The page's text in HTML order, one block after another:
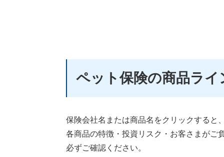
ペット保険の商品ライ
保険会社名または商品名をクリックすると
各商品の特徴・投資リスク・お客さまがご
必ずご確認ください。